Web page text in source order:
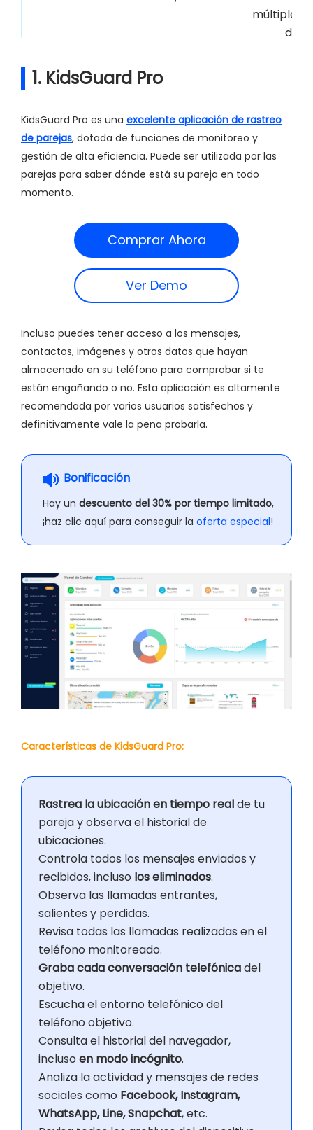
múltiples
1. KidsGuard Pro
KidsGuard Pro es una excelente aplicación de rastreo
de parejas, dotada de funciones de monitoreo y
gestión de alta eficiencia. Puede ser utilizada por las
parejas para saber dónde está su pareja en todo
momento.
Comprar Ahora
Ver Demo
Incluso puedes tener acceso a los mensajes,
contactos, imágenes y otros datos que hayan
almacenado en su teléfono para comprobar si te
están engañando o no. Esta aplicación es altamente
recomendada por varios usuarios satisfechos y
definitivamente vale la pena probarla.
Bonificación
Hay un descuento del 30% por tiempo limitado,
¡haz clic aquí para conseguir la oferta especial!
Características de KidsGuard Pro:
Rastrea la ubicación en tiempo realde tu
pareja y observa el historial de
ubicaciones.
Controla todos los mensajes enviados y
recibidos, incluso los eliminados.
Observa las llamadas entrantes,
salientes y perdidas.
Revisa todas las llamadas realizadas en el
teléfono monitoreado.
Graba cada conversación telefónicadel
objetivo.
Escucha el entorno telefónico del
teléfono objetivo.
Consulta el historial del navegador,
incluso en modo incógnito.
Analiza la actividad y mensajes de redes
sociales como Facebook, Instagram,
WhatsApp, Line, Snapchat, etc.